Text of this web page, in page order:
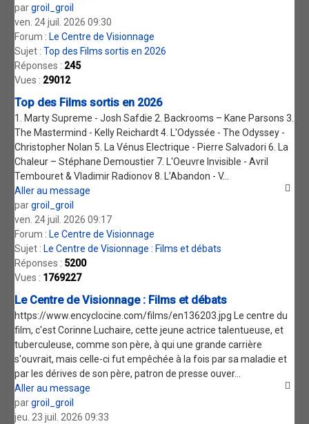
pargroil_groil
ven. 24 juil. 2026 09:30
Forum : Le Centre de Visionnage
Sujet :Top des Films sortis en 2026
Réponses : 245
Vues : 29012
Top des Films sortis en 2026
1. Marty Supreme - Josh Safdie 2. Backrooms – Kane Parsons 3.
The Mastermind - Kelly Reichardt 4. L'Odyssée - The Odyssey -
Christopher Nolan 5. La Vénus Electrique - Pierre Salvadori 6. La
Chaleur – Stéphane Demoustier 7. L'Oeuvre Invisible - Avril
Tembouret & Vladimir Radionov 8. L’Abandon - V...
Aller au message
pargroil_groil
ven. 24 juil. 2026 09:17
Forum : Le Centre de Visionnage
Sujet : Le Centre de Visionnage : Films et débats
Réponses : 5200
Vues : 1769227
Le Centre de Visionnage : Films et débats
https://www.encyclocine.com/films/en136203.jpg Le centre du
film, c'est Corinne Luchaire, cette jeune actrice talentueuse, et
tuberculeuse, comme son père, à qui une grande carrière
s'ouvrait, mais celle-ci fut empêchée à la fois par sa maladie et
par les dérives de son père, patron de presse ouver...
Aller au message
pargroil_groil
jeu. 23 juil. 2026 09:33